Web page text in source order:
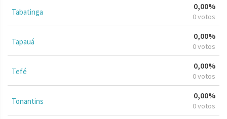
Tabatinga
0,00%
0 votos
Tapauá
0,00%
0 votos
Tefé
0,00%
0 votos
Tonantins
0,00%
0 votos